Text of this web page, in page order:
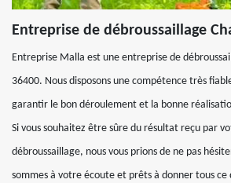
Entreprise de débroussaillage
Entreprise Malla est une entreprise de
36400. Nous disposons une compétence très
garantir le bon déroulement et la bonne
Si vous souhaitez être sûre du résultat reçu par
débroussaillage, nous vous prions de ne pas
sommes à votre écoute et prêts à donner tous